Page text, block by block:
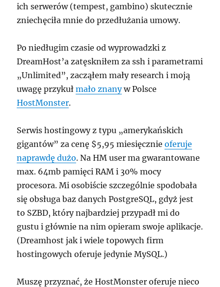
ich serwerów (tempest, gambino) skutecznie
zniechęciła mnie do przedłużania umowy.
Po niedługim czasie od wyprowadzki z
DreamHost’a zatęskniłem za ssh i parametrami
„Unlimited”, zacząłem mały research i moją
uwagę przykułmało znanyw Polsce
HostMonster.
Serwis hostingowy z typu „amerykańskich
gigantów” za cenę $5,95 miesięcznieoferuje
naprawdę dużo. Na HM user ma gwarantowane
max. 64mb pamięci RAM i 30% mocy
procesora. Mi osobiście szczególnie spodobała
się obsługa baz danych PostgreSQL, gdyż jest
to SZBD, który najbardziej przypadł mi do
gustu i głównie na nim opieram swoje aplikacje.
(Dreamhost jak i wiele topowych firm
hostingowych oferuje jedynie MySQL.)
Muszę przyznać, że HostMonster oferuje nieco